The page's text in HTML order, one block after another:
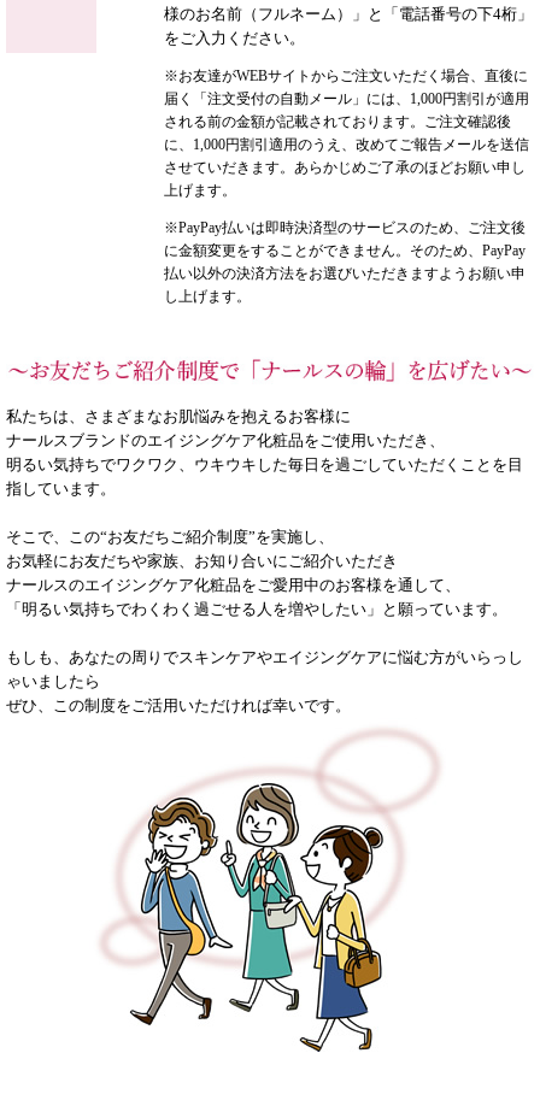
様のお名前（フルネーム）」と「電話番号の下4桁」
をご入力ください。
※お友達がWEBサイトからご注文いただく場合、直後に
届く「注文受付の自動メール」には、1,000円割引が適用
される前の金額が記載されております。ご注文確認後
に、1,000円割引適用のうえ、改めてご報告メールを送信
させていだきます。あらかじめご了承のほどお願い申し
上げます。
※PayPay払いは即時決済型のサービスのため、ご注文後
に金額変更をすることができません。そのため、PayPay
払い以外の決済方法をお選びいただきますようお願い申
し上げます。
私たちは、さまざまなお肌悩みを抱えるお客様に
ナールスブランドのエイジングケア化粧品をご使用いただき、
明るい気持ちでワクワク、ウキウキした毎日を過ごしていただくことを目
指しています。
そこで、この“お友だちご紹介制度”を実施し、
お気軽にお友だちや家族、お知り合いにご紹介いただき
ナールスのエイジングケア化粧品をご愛用中のお客様を通して、
「明るい気持ちでわくわく過ごせる人を増やしたい」と願っています。
もしも、あなたの周りでスキンケアやエイジングケアに悩む方がいらっし
ゃいましたら
ぜひ、この制度をご活用いただければ幸いです。